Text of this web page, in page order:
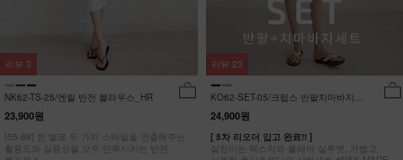
NK62-TS-25/엔릴 반전 블라우스_HR
23,900원
[55-88] 한 벌로 두 가지 스타일을 연출해주는
활용도와 실용성을 모두 만족시키는 반전
리뷰 3
KO62-SET-05/크립스 반팔치마바지세
트_HR
24,900원
[ 5차 리오더 입고 완료!! ]
살랑이는 텍스처와 플레어 실루엣, 가볍고
리뷰 23